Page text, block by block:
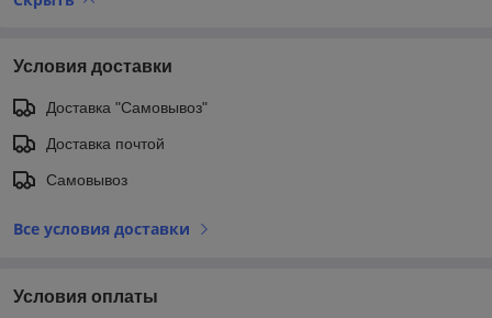
Условия доставки
Доставка "Самовывоз"
Доставка почтой
Самовывоз
Все условия доставки
Условия оплаты